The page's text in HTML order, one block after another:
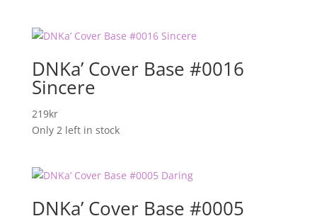
DNKa’ Cover Base #0016
Sincere
219kr
Only 2 left in stock
DNKa’ Cover Base #0005